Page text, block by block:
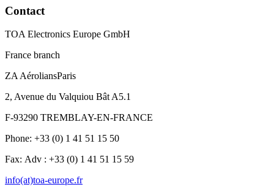
Contact
TOA Electronics Europe GmbH
France branch
ZA AéroliansParis
2, Avenue du Valquiou Bât A5.1
F-93290 TREMBLAY-EN-FRANCE
Phone: +33 (0) 1 41 51 15 50
Fax: Adv : +33 (0) 1 41 51 15 59
info(at)toa-europe.fr